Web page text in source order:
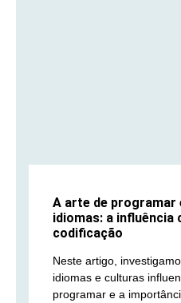
A arte de programar
idiomas: a influência
codificação
Neste artigo,
idiomas e culturas
programar e a